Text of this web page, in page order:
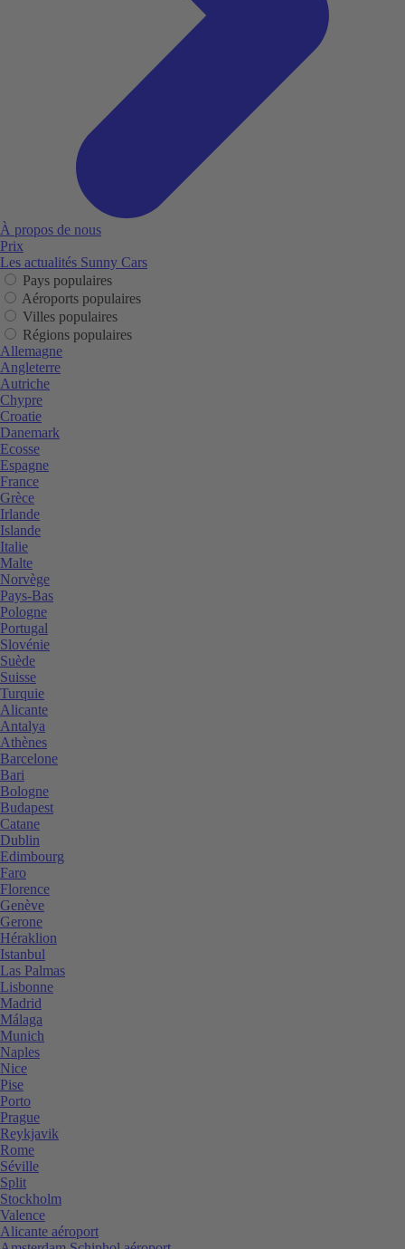
À propos de nous
Prix
Les actualités Sunny Cars
Pays populaires
Aéroports populaires
Villes populaires
Régions populaires
Allemagne
Angleterre
Autriche
Chypre
Croatie
Danemark
Ecosse
Espagne
France
Grèce
Irlande
Islande
Italie
Malte
Norvège
Pays-Bas
Pologne
Portugal
Slovénie
Suède
Suisse
Turquie
Alicante
Antalya
Athènes
Barcelone
Bari
Bologne
Budapest
Catane
Dublin
Edimbourg
Faro
Florence
Genève
Gerone
Héraklion
Istanbul
Las Palmas
Lisbonne
Madrid
Málaga
Munich
Naples
Nice
Pise
Porto
Prague
Reykjavik
Rome
Séville
Split
Stockholm
Valence
Alicante aéroport